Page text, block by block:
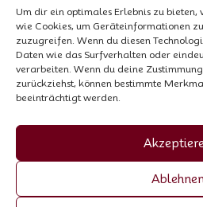
Um dir ein optimales Erlebnis zu bieten,
wie Cookies, um Geräteinformationen
zuzugreifen. Wenn du diesen
Daten wie das Surfverhalten oder
verarbeiten. Wenn du deine
zurückziehst, können bestimmte
beeinträchtigt werden.
Ablehnen
Kontakt
Hausordnung
E-